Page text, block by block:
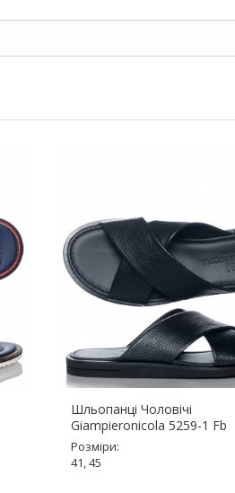
Шльопанці Чоловічі
Giampieronicola 5259-1 Fb
Розміри:
41, 45